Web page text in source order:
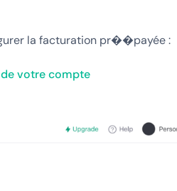
la facturation pr��payée :
votre compte